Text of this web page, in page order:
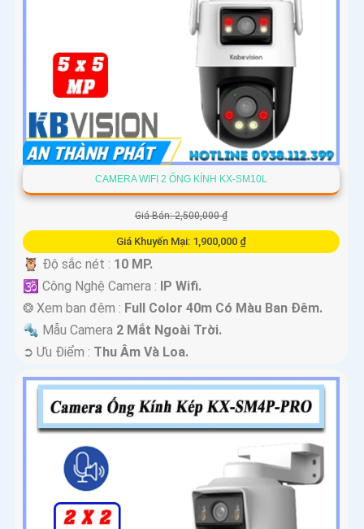
CAMERA WIFI 2 ỐNG KÍNH KX-SM10L
Giá Bán: 2,500,000 ₫
Giá Khuyến Mại: 1,900,000 ₫
🦉 Độ sắc nét : 10 MP.
🕉️ Công Nghệ Camera : IP Wifi.
❂ Xem ban đêm : Full Color 40m Có Màu Ban Ðêm.
🔩 Mẫu Camera 2 Mắt Ngoài Trời.
️➲ Ưu Điểm : Thu Âm Và Loa.